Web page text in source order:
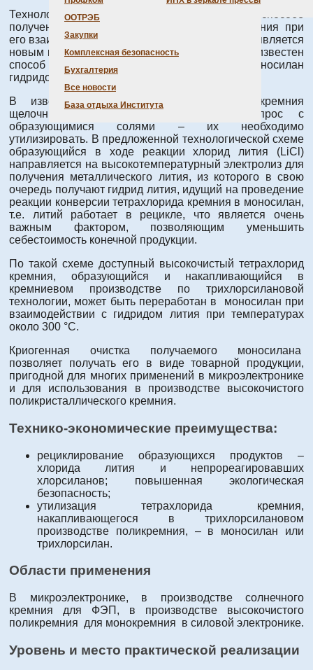
ООТРЭБ
Закупки
Комплексная безопасность
Бухгалтерия
Все новости
База отдыха Института
Технология базируется на разработанном способе
получения моносилана из тетрахлорида кремния при
его взаимодействии с гидридом лития. Способ является
новым в части реализации, так как ранее был известен
способ конверсии тетрахлорида кремния в моносилан
гидридом лития в среде расплава солей.
В известных способах восстановления кремния
щелочными гидридами не решался вопрос с
образующимися солями – их необходимо
утилизировать. В предложенной технологической схеме
образующийся в ходе реакции хлорид лития (LiCl)
направляется на высокотемпературный электролиз для
получения металлического лития, из которого в свою
очередь получают гидрид лития, идущий на проведение
реакции конверсии тетрахлорида кремния в моносилан,
т.е. литий работает в рецикле, что является очень
важным фактором, позволяющим уменьшить
себестоимость конечной продукции.
По такой схеме доступный высокочистый тетрахлорид
кремния, образующийся и накапливающийся в
кремниевом производстве по трихлорсилановой
технологии, может быть переработан в моносилан при
взаимодействии с гидридом лития при температурах
около 300 °С.
Криогенная очистка получаемого моносилана
позволяет получать его в виде товарной продукции,
пригодной для многих применений в микроэлектронике
и для использования в производстве высокочистого
поликристаллического кремния.
Технико-экономические преимущества:
рециклирование образующихся продуктов –
хлорида лития и непрореагировавших
хлорсиланов; повышенная экологическая
безопасность;
утилизация тетрахлорида кремния,
накапливающегося в трихлорсилановом
производстве поликремния, – в моносилан или
трихлорсилан.
Области применения
В микроэлектронике, в производстве солнечного
кремния для ФЭП, в производстве высокочистого
поликремния для монокремния в силовой электронике.
Уровень и место практической реализации